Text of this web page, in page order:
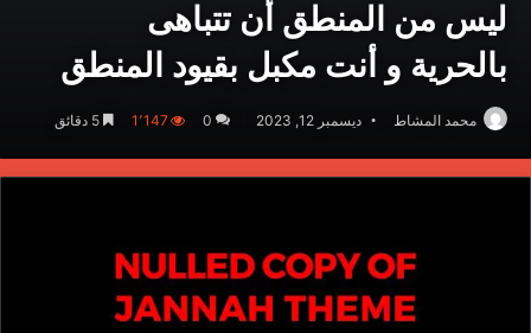
ليس من المنطق أن تتباهى
بالحرية و أنت مكبل بقيود المنطق
محمد المشاط ديسمبر 12, 2023 0 1٬147